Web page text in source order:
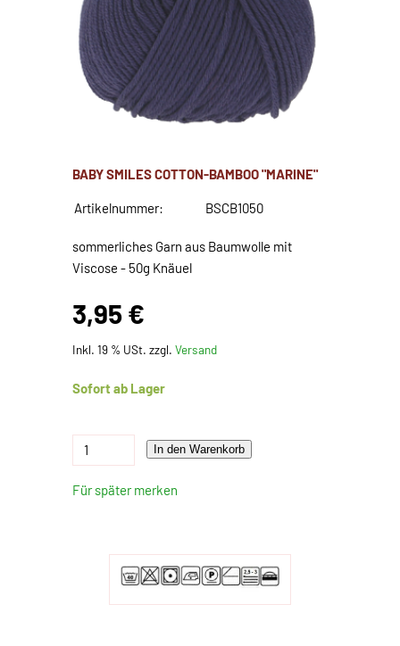
BABY SMILES COTTON-BAMBOO "MARINE"
Artikelnummer: BSCB1050
sommerliches Garn aus Baumwolle mit
Viscose - 50g Knäuel
3,95 €
Inkl. 19 % USt. zzgl.Versand
Sofort ab Lager
In den Warenkorb
Für später merken